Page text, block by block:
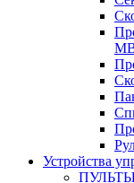
Устройства
ПУЛЬТЫ